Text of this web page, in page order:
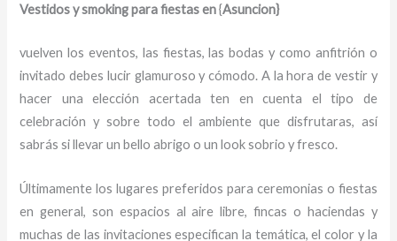
Vestidos y smoking para fiestas en{Asuncion}
vuelven los eventos, las fiestas, las bodas y como anfitrión o
invitado debes lucir glamuroso y cómodo. A la hora de vestir y
hacer una elección acertada ten en cuenta el tipo de
celebración y sobre todo el ambiente que disfrutaras, así
sabrás si llevar un bello abrigo o un look sobrio y fresco.
Últimamente los lugares preferidos para ceremonias o fiestas
en general, son espacios al aire libre, fincas o haciendas y
muchas de las invitaciones especifican la temática, el color y la